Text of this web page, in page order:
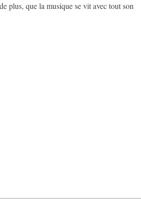
plus, que la musique se vit avec tout son